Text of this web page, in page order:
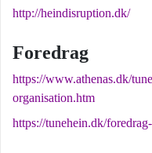
http://heindisruption.dk/
Foredrag
https://www.athenas.dk/
organisation.htm
https://tunehein.dk/